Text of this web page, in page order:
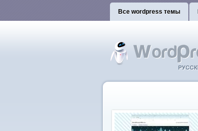
Все wordpress темы